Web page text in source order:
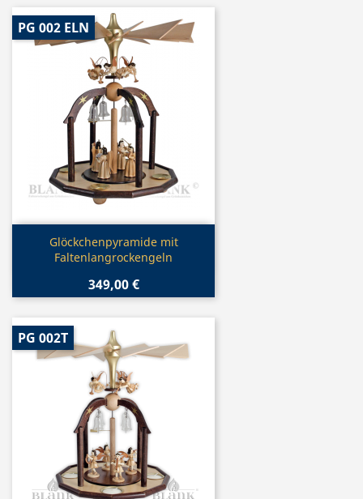
Vorschau
Glöckchenpyramide mit
Faltenlangrockengeln
349,00 €
PG 002 ELN
PG 002T